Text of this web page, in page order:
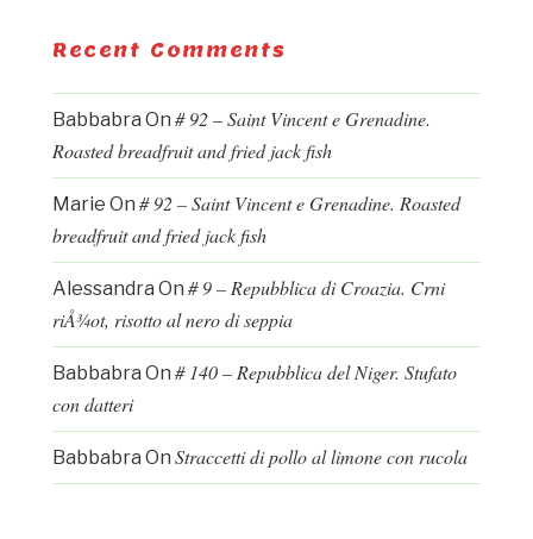
Recent Comments
Babbabra On # 92 – Saint Vincent e Grenadine.
Roasted breadfruit and fried jack fish
Marie On # 92 – Saint Vincent e Grenadine. Roasted
breadfruit and fried jack fish
Alessandra On # 9 – Repubblica di Croazia. Crni
riÅ¾ot, risotto al nero di seppia
Babbabra On # 140 – Repubblica del Niger. Stufato
con datteri
Babbabra On Straccetti di pollo al limone con rucola